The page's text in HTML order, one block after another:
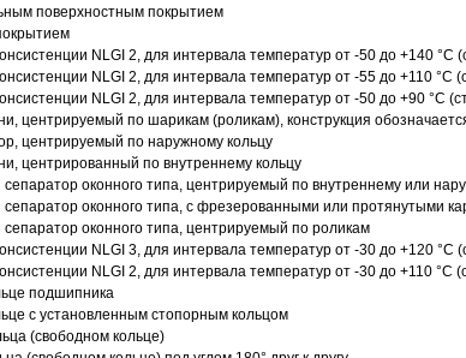
поверхностным покрытием
NLGI 2, для интервала температур от -50 до +140 °C
NLGI 2, для интервала температур от -55 до +110 °C
NLGI 2, для интервала температур от -50 до +90 °C
центрируемый по шарикам (роликам), конструкция
центрируемый по наружному кольцу
центрированный по внутреннему кольцу
оконного типа, центрируемый по внутреннему или
оконного типа, с фрезерованными или протянутыми
оконного типа, центрируемый по роликам
NLGI 3, для интервала температур от -30 до +120 °C
NLGI 2, для интервала температур от -30 до +110 °C
подшипника
с установленным стопорным кольцом
(свободном кольце)